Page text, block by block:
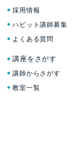
採用情報
ハビット講師募集
よくある質問
講座をさがす
講師からさがす
教室一覧